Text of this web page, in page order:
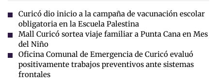
Curicó dio inicio a la campaña de vacunación escolar
obligatoria en la Escuela Palestina
Mall Curicó sortea viaje familiar a Punta Cana en Mes
del Niño
Oficina Comunal de Emergencia de Curicó evaluó
positivamente trabajos preventivos ante sistemas
frontales